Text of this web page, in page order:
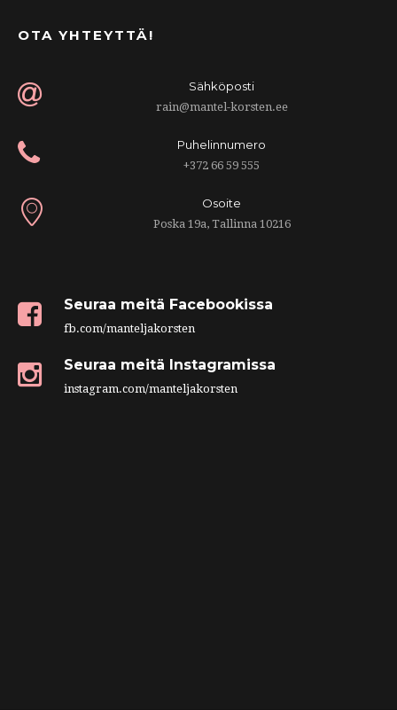
OTA YHTEYTTÄ!
Sähköposti
rain@mantel-korsten.ee
Puhelinnumero
+372 66 59 555
Osoite
Poska 19a, Tallinna 10216
Seuraa meitä Facebookissa
fb.com/manteljakorsten
Seuraa meitä Instagramissa
instagram.com/manteljakorsten